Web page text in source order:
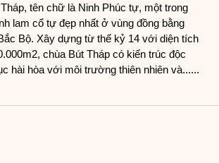
tên chữ là Ninh Phúc tự, một trong
lam cổ tự đẹp nhất ở vùng đồng bằng
Bộ. Xây dựng từ thế kỷ 14 với diện tích
chùa Bút Tháp có kiến trúc độc
hài hòa với môi trường thiên nhiên và......